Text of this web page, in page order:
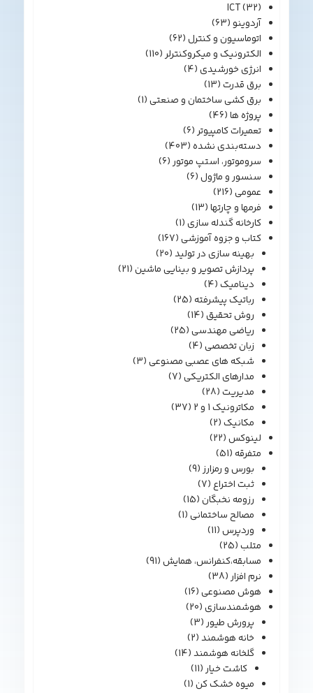
ICT(32)
آردوینو(63)
اتوماسیون و کنترل(62)
الکترونیک و میکروکنترلر(110)
انرژی خورشیدی(4)
برق قدرت(13)
برق کشی ساختمان و صنعتی(1)
پروژه ها(46)
تعمیرات کامپیوتر(6)
دسته‌بندی نشده(403)
سروموتور، استپ موتور(6)
سنسور و ماژول(6)
عمومی(216)
فرمها و چارتها(13)
کارخانه گندله سازی(1)
کتاب و جزوه آموزشی(167)
بهینه سازی در تولید(20)
پردازش تصویر و بینایی ماشین(21)
دینامیک(4)
رباتیک پیشرفته(25)
روش تحقیق(14)
ریاضی مهندسی(25)
زبان تخصصی(4)
شبکه های عصبی مصنوعی(3)
مدارهای الکتریکی(7)
مدیریت(28)
مکاترونیک 1 و 2
(37)
مکانیک(2)
لینوکس(22)
متفرقه(51)
بورس و رمزارز(9)
ثبت اختراع(7)
رزومه نخبگان(15)
مصالح ساختمانی(1)
وردپرس(11)
متلب(25)
مسابقه،کنفرانس، همایش(91)
نرم افزار(38)
هوش مصنوعی(16)
هوشمندسازی(20)
پرورش طیور(3)
خانه هوشمند(2)
گلخانه هوشمند(14)
کاشت خیار(11)
میوه خشک کن(1)